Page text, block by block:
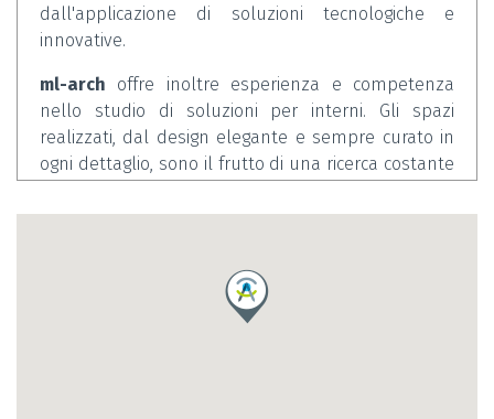
dall'applicazione di soluzioni tecnologiche e
innovative.
ml-arch offre inoltre esperienza e competenza
nello studio di soluzioni per interni. Gli spazi
realizzati, dal design elegante e sempre curato in
ogni dettaglio, sono il frutto di una ricerca costante
partner.
arch segue i più attuali principi di bioarchitettura:
l'attenzione alla qualità dell'involucro edilizio